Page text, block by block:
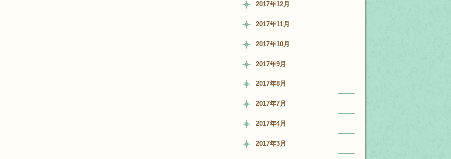
2017年12月
2017年11月
2017年10月
2017年9月
2017年8月
2017年7月
2017年4月
2017年3月